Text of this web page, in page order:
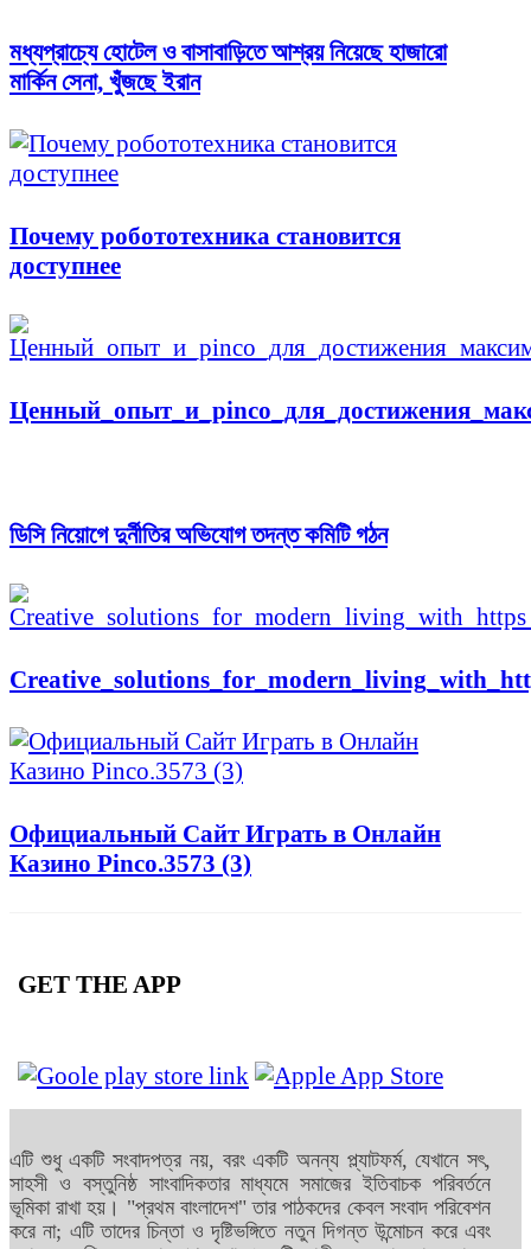
মধ্যপ্রাচ্যে হোটেল ও বাসাবাড়িতে আশ্রয় নিয়েছে হাজারো
মার্কিন সেনা, খুঁজছে ইরান
Почему робототехника становится
доступнее
ডিসি নিয়োগে দুর্নীতির অভিযোগ তদন্ত কমিটি গঠন
Официальный Сайт Играть в Онлайн
Казино Pinco.3573 (3)
GET THE APP
এটি শুধু একটি সংবাদপত্র নয়, বরং একটি অনন্য প্ল্যাটফর্ম, যেখানে সৎ,
সাহসী ও বস্তুনিষ্ঠ সাংবাদিকতার মাধ্যমে সমাজের ইতিবাচক পরিবর্তনে
ভূমিকা রাখা হয়। "প্রথম বাংলাদেশ" তার পাঠকদের কেবল সংবাদ পরিবেশন
করে না; এটি তাদের চিন্তা ও দৃষ্টিভঙ্গিতে নতুন দিগন্ত উন্মোচন করে এবং